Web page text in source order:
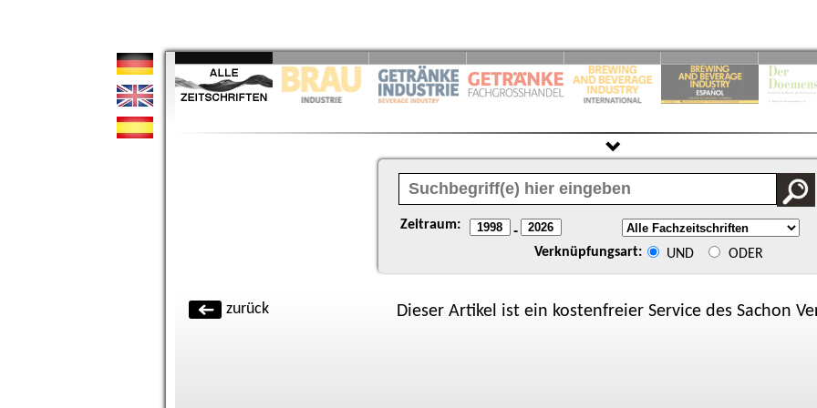
Zeitraum: -
Verknüpfungsart: UND ODER
zurück Dieser Artikel ist ein kostenfreier Service des Sachon